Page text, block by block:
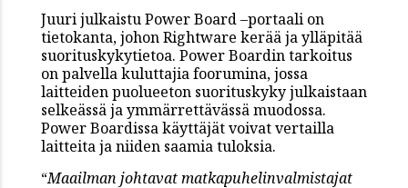
Juuri julkaistu Power Board –portaali on
tietokanta, johon Rightware kerää ja ylläpitää
suorituskykytietoa. Power Boardin tarkoitus
on palvella kuluttajia foorumina, jossa
laitteiden puolueeton suorituskyky julkaistaan
selkeässä ja ymmärrettävässä muodossa.
Power Boardissa käyttäjät voivat vertailla
laitteita ja niiden saamia tuloksia.
“Maailman johtavat matkapuhelinvalmistajat